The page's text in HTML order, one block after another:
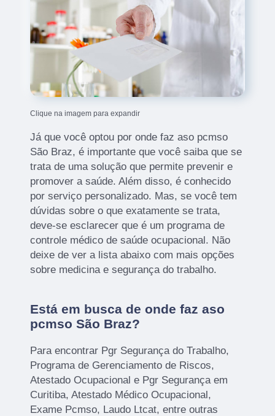
Clique na imagem para expandir
Já que você optou por onde faz aso pcmso
São Braz, é importante que você saiba que se
trata de uma solução que permite prevenir e
promover a saúde. Além disso, é conhecido
por serviço personalizado. Mas, se você tem
dúvidas sobre o que exatamente se trata,
deve-se esclarecer que é um programa de
controle médico de saúde ocupacional. Não
deixe de ver a lista abaixo com mais opções
sobre medicina e segurança do trabalho.
Está em busca de onde faz aso
pcmso São Braz?
Para encontrar Pgr Segurança do Trabalho,
Programa de Gerenciamento de Riscos,
Atestado Ocupacional e Pgr Segurança em
Curitiba, Atestado Médico Ocupacional,
Exame Pcmso, Laudo Ltcat, entre outras